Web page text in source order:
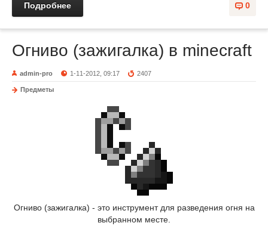
0
Подробнее
Огниво (зажигалка) в minecraft
admin-pro 1-11-2012, 09:17 2407
Предметы
Огниво (зажигалка) - это инструмент для разведения огня на
выбранном месте.